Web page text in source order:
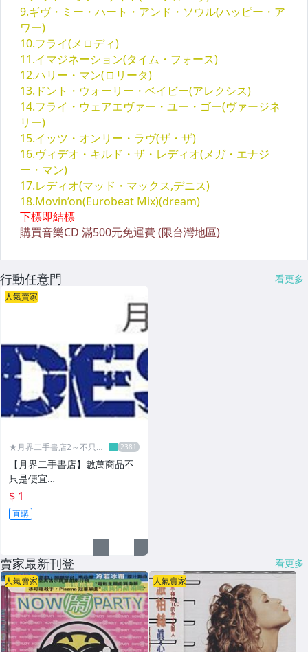
行動任意門 看更多
人氣賣家
★月界二手書店2～不只是
【月界二手書店】數萬商品不
只是便宜…
$ 1
直購
賣家最新刊登 看更多
人氣賣家 人氣賣家